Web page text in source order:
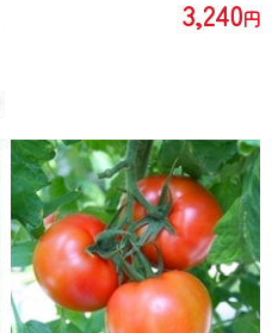
3,240円